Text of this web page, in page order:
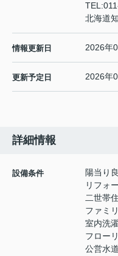
TEL:
北海道
情報更新日 2026年
更新予定日 2026年
詳細情報
設備条件
陽当り
リフォ
二世帯
ファミ
室内洗
フロー
公営水道